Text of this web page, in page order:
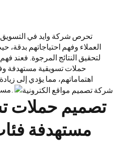
تحرص شركة وايد في
العملاء وفهم احتياجاتهم بدقة،
لتحقيق النتائج المرجوة. فعند
حملات تسويقية مستهدفة
اهتماماتهم، مما يؤدي إلى
مسبوقة في التسويق في الرياض.
تصميم حملات
مستهدفة